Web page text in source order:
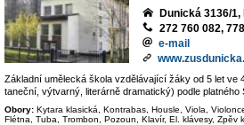
Dunická 3136/1,
272 760 082,
e-mail
Základní umělecká škola vzdělávající žáky od 5 let ve
taneční, výtvarný, literárně dramatický) podle platného
Obory: Kytara klasická, Kontrabas, Housle, Viola,
Flétna, Tuba, Trombon, Pozoun, Klavír, El. klávesy, Zpěv